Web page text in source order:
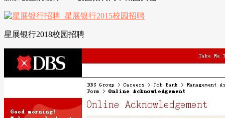
星展银行2018校园招聘